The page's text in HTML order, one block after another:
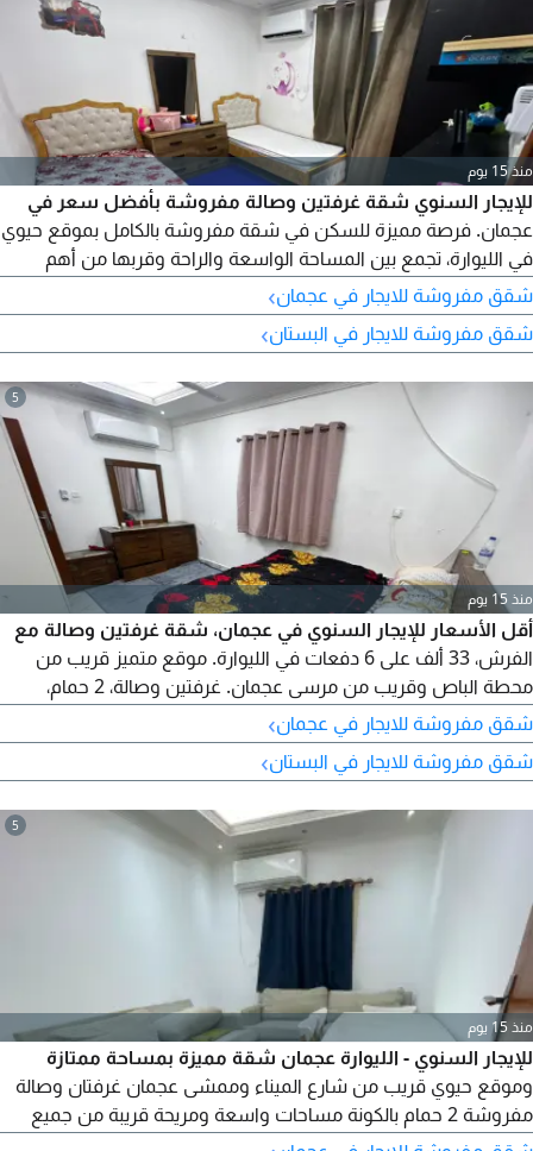
منذ 15 يوم
للإيجار السنوي شقة غرفتين وصالة مفروشة بأفضل سعر في
عجمان. فرصة مميزة للسكن في شقة مفروشة بالكامل بموقع حيوي
في الليوارة، تجمع بين المساحة الواسعة والراحة وقربها من أهم
الخدمات. الموقع الليوارة - عجمان، بالقرب من محطة الباص ومرسى
عجمان. مواصفات الشقة غرفتان وصالة مفروشة - 2 حمام بلكونه
باطلالة رائعة مساحة كبيرة وتقسيمات ممتازة تكييف سبليت صيانة
شقق مفروشة للايجار في عجمان›
شقق مفروشة للايجار في البستان›
5
منذ 15 يوم
أقل الأسعار للإيجار السنوي في عجمان، شقة غرفتين وصالة مع
الفرش، 33 ألف على 6 دفعات في الليوارة. موقع متميز قريب من
محطة الباص وقريب من مرسى عجمان. غرفتين وصالة، 2 حمام،
مساحة كبيرة، بلكونة، إطلالة ممتازة. نظام التكييف والتبريد سبليت.
صيانة مجانية. موقع مميز وسهل المخرج للشارقة ودبي.
شقق مفروشة للايجار في عجمان›
شقق مفروشة للايجار في البستان›
5
منذ 15 يوم
للإيجار السنوي - الليوارة عجمان شقة مميزة بمساحة ممتازة
وموقع حيوي قريب من شارع الميناء وممشى عجمان غرفتان وصالة
مفروشة 2 حمام بالكونة مساحات واسعة ومريحة قريبة من جميع